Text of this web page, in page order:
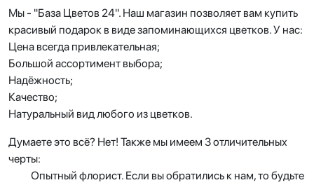
Мы - "База Цветов 24". Наш магазин позволяет вам купить
красивый подарок в виде запоминающихся цветков. У нас:
Цена всегда привлекательная;
Большой ассортимент выбора;
Надёжность;
Качество;
Натуральный вид любого из цветков.
Думаете это всё? Нет! Также мы имеем 3 отличительных
черты:
Опытный флорист. Если вы обратились к нам, то будьте